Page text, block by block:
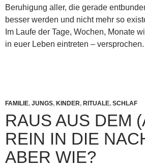
Beruhigung aller, die gerade
besser werden und nicht mehr so
Im Laufe der Tage, Wochen, Monate
in euer Leben eintreten – versprochen.
FAMILIE, JUNGS, KINDER, RITUALE, SCHLAF
RAUS AUS DEM
REIN IN DIE
ABER WIE?